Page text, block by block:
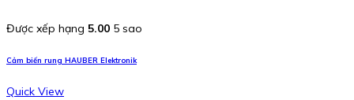
Được xếp hạng 5.00 5 sao
Cảm biến rung HAUBER Elektronik
Quick View